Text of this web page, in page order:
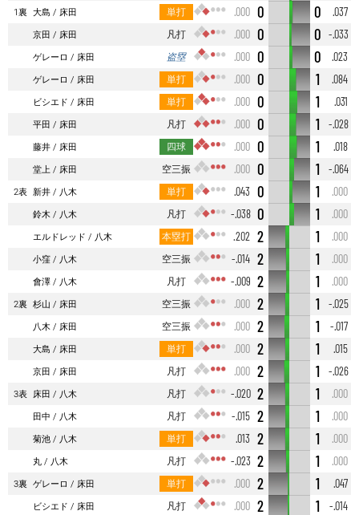
1裏 大島 床田 単打 .000 0 0
.037
京田
床田 凡打 .000 0 0 -.033
ゲレーロ
床田 盗塁 .000 0 0
.023
ゲレーロ
床田 単打 .000 0 1
.084
ビシエド
床田 単打 .000 0 1
.031
平田
床田 凡打 .000 0 1
-.028
藤井
床田 四球 .000 0 1
.018
堂上
床田 空三振 .000 0 1
-.064
2表 新井 八木 単打 .043 0 1
.000
鈴木
八木 凡打 -.038 0 1
.000
エルドレッド
八木 本塁打 .202 2 1
.000
小窪
八木 空三振 -.014 2 1
.000
會澤
八木 凡打 -.009 2 1
.000
2裏 杉山 床田 空三振 .000 2 1
-.025
八木
床田 空三振 .000 2 1
-.017
大島
床田 単打 .000 2 1
.015
京田
床田 凡打 .000 2 1
-.026
3表 床田 八木 凡打 -.020 2 1
.000
田中
八木 凡打 -.015 2 1
.000
菊池
八木 単打 .013 2 1
.000
丸
八木 凡打 -.023 2 1
.000
3裏 ゲレーロ 床田 単打 .000 2 1
.047
ビシエド
床田 凡打 .000 2 1 -.014